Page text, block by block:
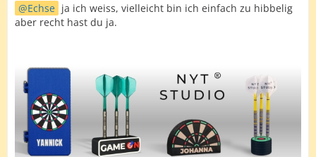
Echse ja ich weiss, vielleicht bin ich einfach zu hibbelig
aber recht hast du ja.